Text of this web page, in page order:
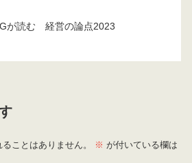
が読む 経営の論点2023
ことはありません。 ※ が付いている欄は